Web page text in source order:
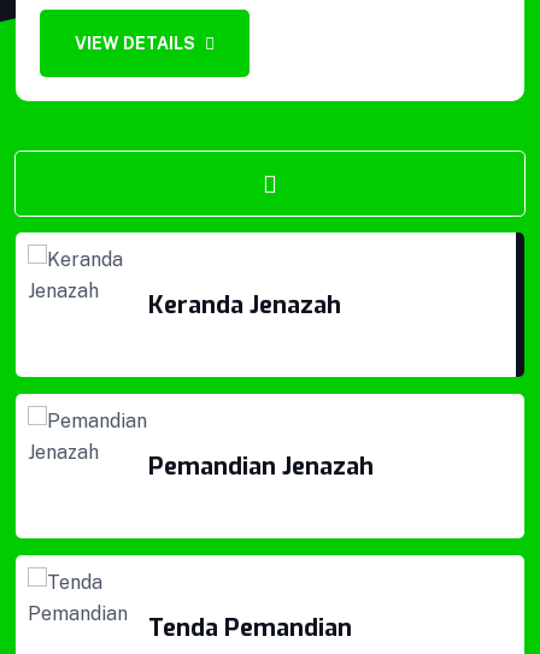
VIEW DETAILS
Pemandian Jenazah
Kotak Amal
Keranda Jenazah
Pemandian Jenazah
Tenda Pemandian